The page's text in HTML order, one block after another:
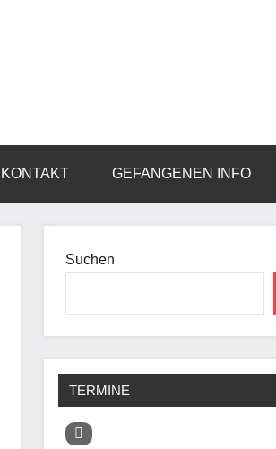
KONTAKT GEFANGENEN INFO
Suchen
TERMINE